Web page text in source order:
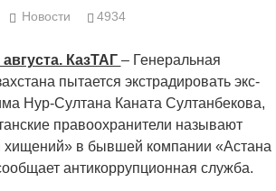
Новости 4934
КазТАГ – Генеральная
пытается экстрадировать экс-
Нур-Султана Каната Султанбекова,
правоохранители называют
хищений» в бывшей компании «Астана
антикоррупционная служба.